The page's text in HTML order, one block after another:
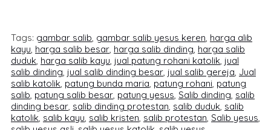
Tags: gambar salib, gambar salib yesus keren, harga alib
kayu, harga salib besar, harga salib dinding, harga salib
duduk, harga salib kayu, jual patung rohani katolik, jual
salib dinding, jual salib dinding besar, jual salib gereja, Jual
salib katolik, patung bunda maria, patung rohani, patung
salib, patung salib besar, patung yesus, Salib dinding, salib
dinding besar, salib dinding protestan, salib duduk, salib
katolik, salib kayu, salib kristen, salib protestan, Salib yesus,